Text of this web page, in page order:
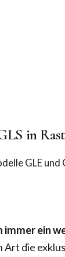
in
GLE
immer ein
Art die